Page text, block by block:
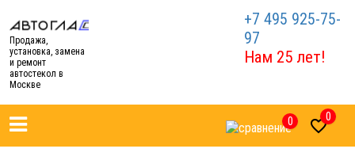
Продажа,
установка, замена
и ремонт
автостекол в
Москве
+7 495 925-75-
97
Нам 25 лет!
0 0